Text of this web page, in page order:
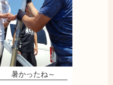
暑かったね～